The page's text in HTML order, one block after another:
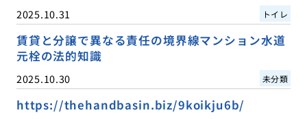
2025.10.31 トイレ
賃貸と分譲で異なる責任の境界線マンション水道
元栓の法的知識
2025.10.30 未分類
https://thehandbasin.biz/9koikju6b/